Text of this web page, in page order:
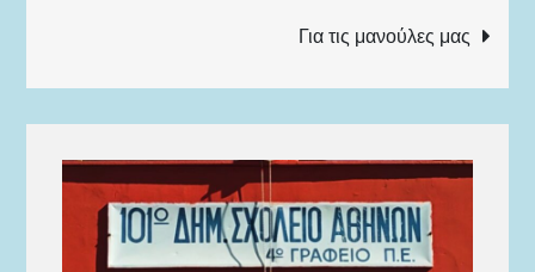
Για τις μανούλες μας